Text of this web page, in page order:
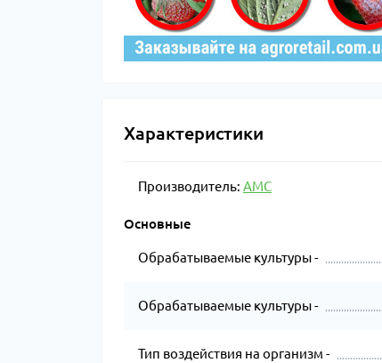
Характеристики
Производитель: AMC
Основные
Обрабатываемые культуры -
Обрабатываемые культуры -
Тип воздействия на организм -